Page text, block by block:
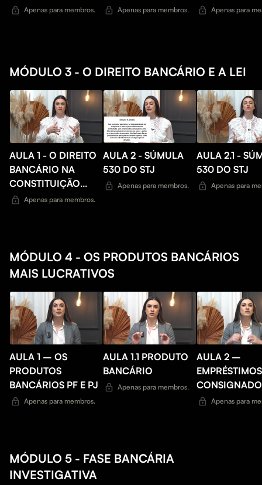
Apenas para membros. Apenas para membros. Apenas para
MÓDULO 3 - O DIREITO BANCÁRIO E A LEI
AULA 1 - O DIREITO
BANCÁRIO NA
CONSTITUIÇÃO
FEDERAL
Apenas para membros.
AULA 2 - SÚMULA
530 DO STJ
Apenas para membros.
AULA 2.1 -
530 DO STJ
Apenas para
MÓDULO 4 - OS PRODUTOS BANCÁRIOS
MAIS LUCRATIVOS
AULA 1 – OS
PRODUTOS
BANCÁRIOS PF E PJ
Apenas para membros.
AULA 1.1 PRODUTO
BANCÁRIO
Apenas para membros.
AULA 2 –
EMPRÉSTIMOS
Apenas para
MÓDULO 5 - FASE BANCÁRIA
INVESTIGATIVA